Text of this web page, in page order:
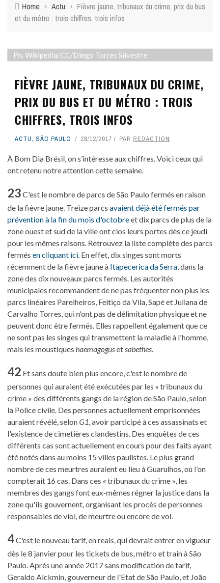
Home › Actu › Fièvre jaune, tribunaux du crime, prix du bus
et du métro : trois chiffres, trois infos
Ph. Wikipedia/CC/Diego Torres Silvestre
FIÈVRE JAUNE, TRIBUNAUX DU CRIME,
PRIX DU BUS ET DU MÉTRO : TROIS
CHIFFRES, TROIS INFOS
ACTU, SÃO PAULO 28/12/2017 PAR REDACTION
À Bom Dia Brésil, on s’intéresse aux chiffres. Voici ceux qui
ont retenu notre attention cette semaine.
23 C'est le nombre de parcs de São Paulo fermés en raison
de la fièvre jaune. Treize parcs avaient déjà été fermés par
prévention à la fin du mois d'octobreet dix parcs de plus de la
zone ouest et sud de la ville ont clos leurs portes dès ce jeudi
pour les mêmes raisons. Retrouvez la liste complète des parcs
fermés en cliquant ici. En effet, dix singes sont morts
récemment de la fièvre jaune à Itapecerica da Serra, dans la
zone des dix nouveaux parcs fermés. Les autorités
municipales recommandent de ne pas fréquenter non plus les
parcs linéaires Parelheiros, Feitiço da Vila, Sapé et Juliana de
Carvalho Torres, qui n'ont pas de délimitation physique et ne
peuvent donc être fermés. Elles rappellent également que ce
ne sont pas les singes qui transmettent la maladie à l'homme,
mais les moustiques haemagogusetsabethes.
42 Et sans doute bien plus encore, c'est le nombre de
personnes qui auraient été exécutées par les « tribunaux du
crime » des différents gangs de la région de São Paulo, selon
la Police civile. Des personnes actuellement emprisonnées
auraient révélé, selonG1, avoir participé à ces assassinats et
l'existence de cimetières clandestins. Des enquêtes de ces
différents cas sont actuellement en cours pour des faits ayant
été notés dans au moins 15 villes paulistes. Le plus grand
nombre de ces meurtres auraient eu lieu à Guarulhos, où l'on
compterait 16 cas. Dans ces « tribunaux du crime », les
membres des gangs font eux-mêmes régner la justice dans la
zone qu'ils gouvernent, organisant les procès de personnes
responsables de viol, de meurtre ou encore de vol.
4C'est le nouveau tarif, en reais, qui devrait entrer en vigueur
dès le 8 janvier pour les tickets de bus, métro et train à São
Paulo. Après une année 2017 sans modification de tarif,
Geraldo Alckmin, gouverneur de l'Etat de São Paulo, et João